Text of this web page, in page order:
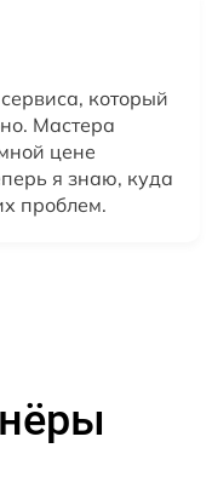
который
Мастера
цене
я знаю, куда
проблем.